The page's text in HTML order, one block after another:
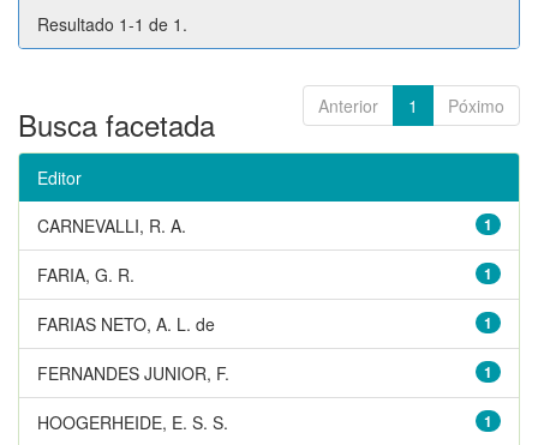
Resultado 1-1 de 1.
Anterior 1 Póximo
Busca facetada
Editor
1
CARNEVALLI, R. A.
1
FARIA, G. R.
1
FARIAS NETO, A. L. de
1
FERNANDES JUNIOR, F.
1
HOOGERHEIDE, E. S. S.